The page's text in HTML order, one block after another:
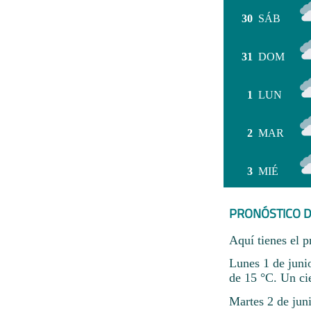
30 SÁB
31 DOM
1 LUN
2 MAR
3 MIÉ
PRONÓSTICO
Aquí tienes el
Lunes 1 de
de 15 °C. Un
Martes 2 de